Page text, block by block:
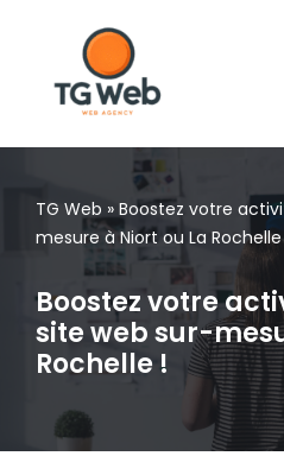
contenu
TG Web » Boostez votre
mesure à Niort ou La
Boostez votre
site web sur-
Rochelle !